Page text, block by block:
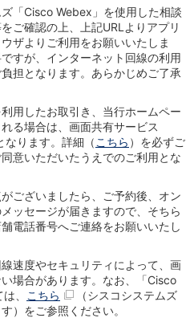
「Cisco Webex」を使用した相談
ご確認の上、上記URLよりアプリ
ザよりご利用をお願いいたしま
すが、インターネット回線の利用
担となります。あらかじめご了承
用したお取引き、当行ホームペー
る場合は、画面共有サービス
なります。詳細（ こちら ）を必ずご
意いただいたうえでのご利用とな
ございましたら、ご予約後、オン
ッセージが届きますので、そちら
電話番号へご連絡をお願いいたし
速度やセキュリティによって、画
場合があります。なお、「Cisco
、
こちら
（シスコシステムズ
）をご参照ください。